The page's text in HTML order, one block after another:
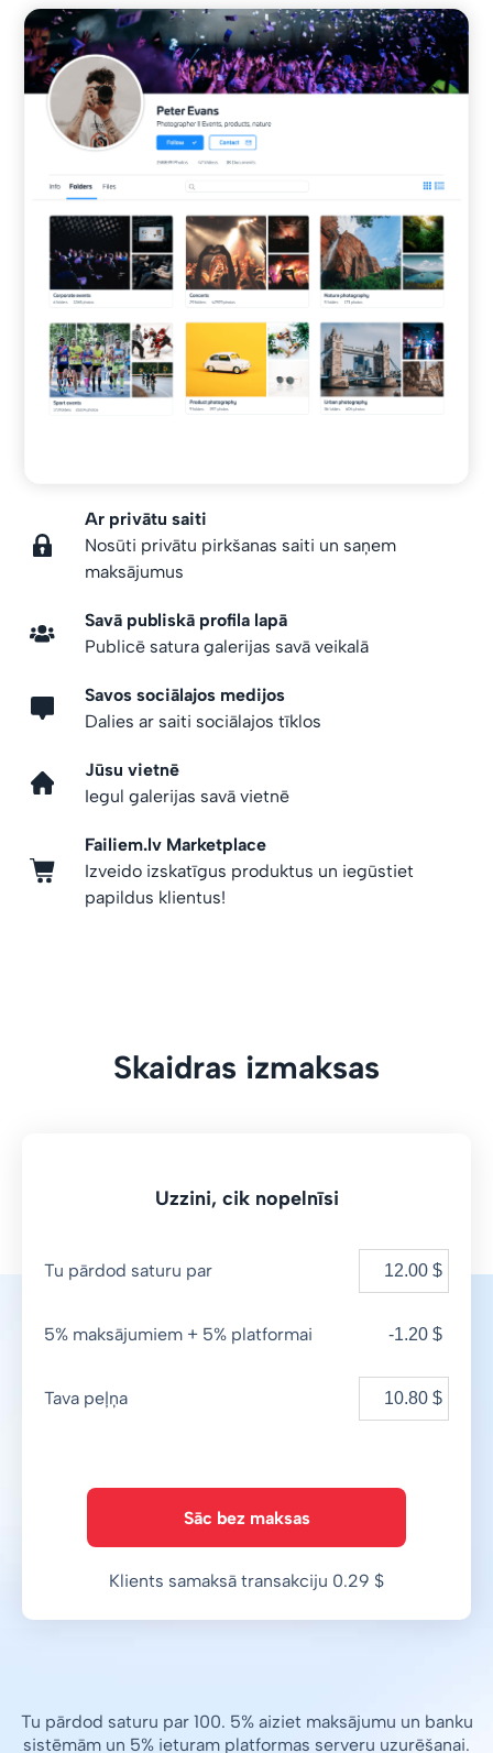
Ar privātu saiti
Nosūti privātu pirkšanas saiti un saņem
maksājumus
Savā publiskā profila lapā
Publicē satura galerijas savā veikalā
Savos sociālajos medijos
Dalies ar saiti sociālajos tīklos
Jūsu vietnē
Iegul galerijas savā vietnē
Failiem.lv Marketplace
Izveido izskatīgus produktus un iegūstiet
papildus klientus!
Skaidras izmaksas
Uzzini, cik nopelnīsi
Tu pārdod saturu par
5% maksājumiem + 5% platformai -1.20 $
Tava peļņa
Sāc bez maksas
Klients samaksā transakciju 0.29 $
Tu pārdod saturu par 100. 5% aiziet maksājumu un banku
sistēmām un 5% ieturam platformas serveru uzurēšanai.